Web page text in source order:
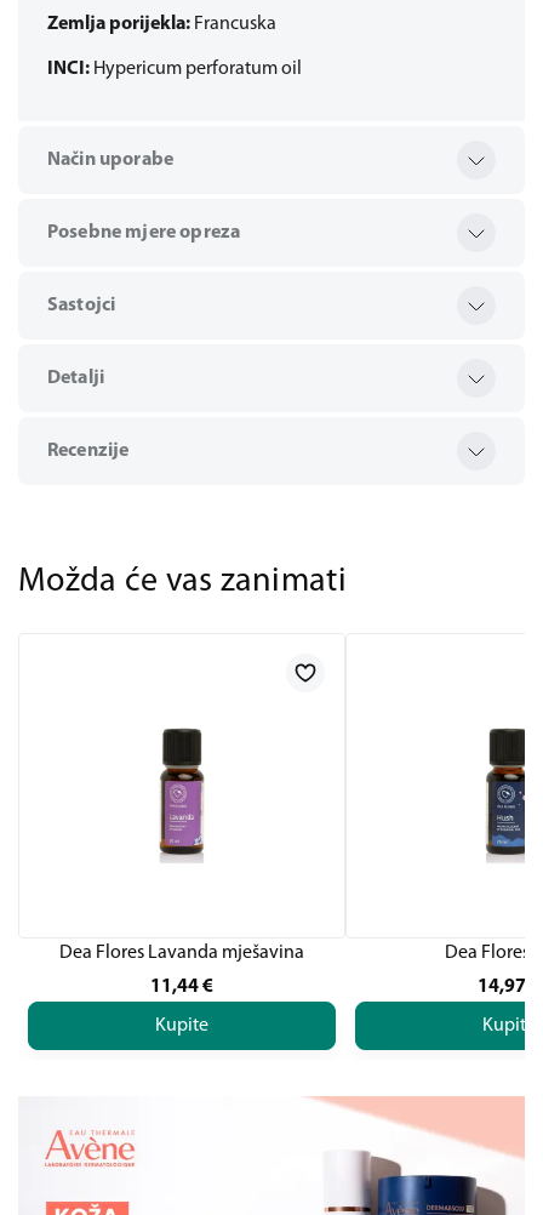
Zemlja porijekla: Francuska
INCI: Hypericum perforatum oil
Način uporabe
Posebne mjere opreza
Sastojci
Detalji
Recenzije
Možda će vas zanimati
Dea Flores Lavanda mješavina
11,44€
Kupite
Dea Flores
14,97
Kupite